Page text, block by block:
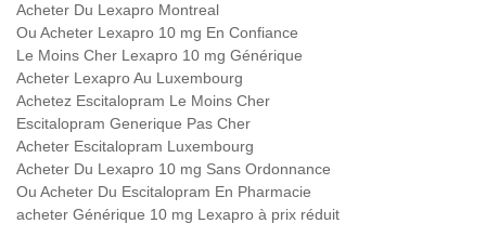
Acheter Du Lexapro Montreal
Ou Acheter Lexapro 10 mg En Confiance
Le Moins Cher Lexapro 10 mg Générique
Acheter Lexapro Au Luxembourg
Achetez Escitalopram Le Moins Cher
Escitalopram Generique Pas Cher
Acheter Escitalopram Luxembourg
Acheter Du Lexapro 10 mg Sans Ordonnance
Ou Acheter Du Escitalopram En Pharmacie
acheter Générique 10 mg Lexapro à prix réduit